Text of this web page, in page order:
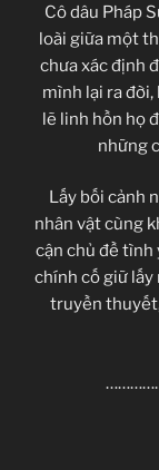
Cô dâu Pháp
loài giữa một
chưa xác định
mình lại ra đời,
lẽ linh hồn họ
những
Lấy bối cảnh
nhân vật cùng
cận chủ đề tình
chính cố giữ lấy
truyền